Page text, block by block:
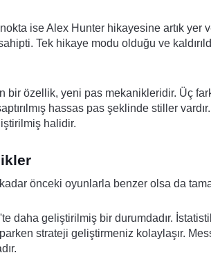
ise Alex Hunter hikayesine artık yer
Tek hikaye modu olduğu ve
bir özellik, yeni pas mekanikleridir. Üç
hassas pas şeklinde stiller
halidir.
önceki oyunlarla benzer olsa da
daha geliştirilmiş bir durumdadır.
strateji geliştirmeniz kolaylaşır.